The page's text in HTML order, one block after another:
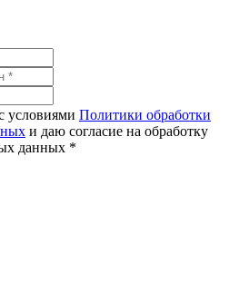
условиями Политики обработки
и даю согласие на обработку
данных *